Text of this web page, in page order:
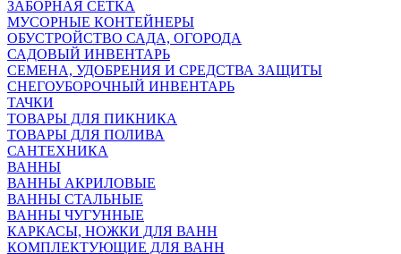
ЗАБОРНАЯ СЕТКА
МУСОРНЫЕ КОНТЕЙНЕРЫ
ОБУСТРОЙСТВО САДА, ОГОРОДА
САДОВЫЙ ИНВЕНТАРЬ
СЕМЕНА, УДОБРЕНИЯ И СРЕДСТВА ЗАЩИТЫ
СНЕГОУБОРОЧНЫЙ ИНВЕНТАРЬ
ТАЧКИ
ТОВАРЫ ДЛЯ ПИКНИКА
ТОВАРЫ ДЛЯ ПОЛИВА
САНТЕХНИКА
ВАННЫ
ВАННЫ АКРИЛОВЫЕ
ВАННЫ СТАЛЬНЫЕ
ВАННЫ ЧУГУННЫЕ
КАРКАСЫ, НОЖКИ ДЛЯ ВАНН
КОМПЛЕКТУЮЩИЕ ДЛЯ ВАНН